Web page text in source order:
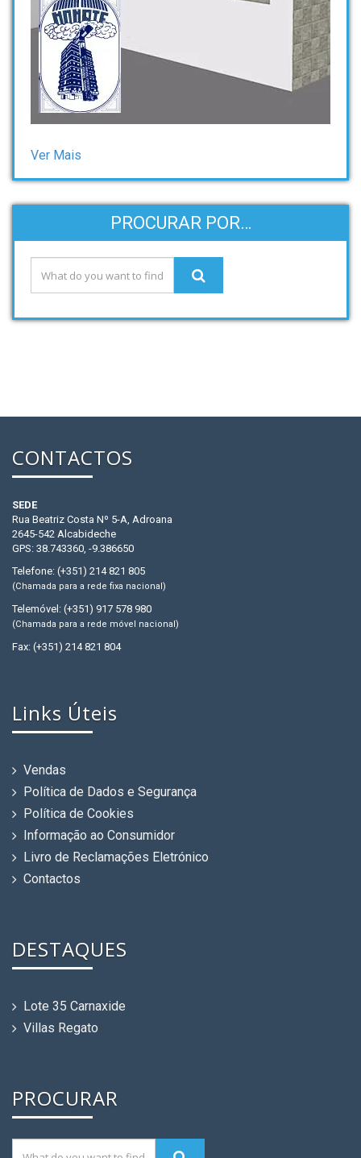
Ver Mais
PROCURAR POR…
CONTACTOS
SEDE
Rua Beatriz Costa Nº 5-A, Adroana
2645-542 Alcabideche
GPS: 38.743360, -9.386650
Telefone: (+351) 214 821 805
(Chamada para a rede fixa nacional)
Telemóvel: (+351) 917 578 980
(Chamada para a rede móvel nacional)
Fax: (+351) 214 821 804
Links Úteis
Vendas
Política de Dados e Segurança
Política de Cookies
Informação ao Consumidor
Livro de Reclamações Eletrónico
Contactos
DESTAQUES
Lote 35 Carnaxide
Villas Regato
PROCURAR